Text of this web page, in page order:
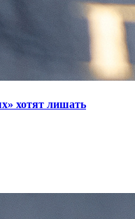
хотят лишать